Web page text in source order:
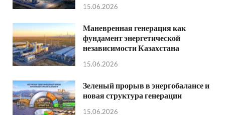
15.06.2026
Маневренная генерация как
фундамент энергетической
независимости Казахстана
15.06.2026
Зеленый прорыв в энергобалансе и
новая структура генерации
15.06.2026